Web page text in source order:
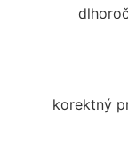
korektný